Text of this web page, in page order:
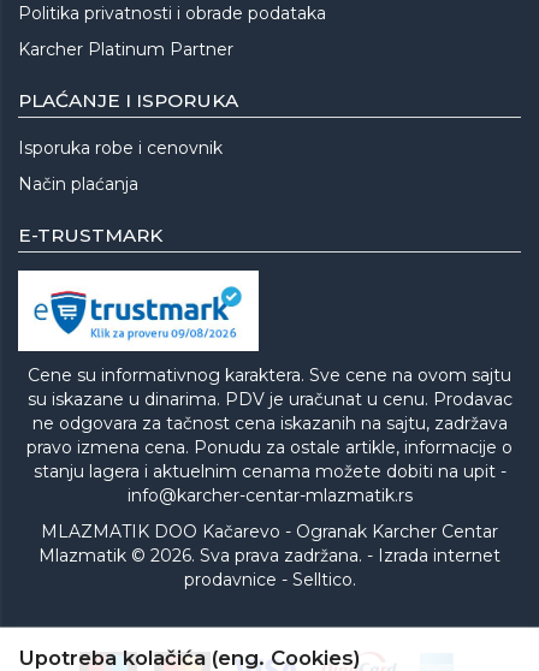
Politika privatnosti i obrade podataka
Karcher Platinum Partner
PLAĆANJE I ISPORUKA
Isporuka robe i cenovnik
Način plaćanja
E-TRUSTMARK
Cene su informativnog karaktera. Sve cene na ovom sajtu
su iskazane u dinarima. PDV je uračunat u cenu. Prodavac
ne odgovara za tačnost cena iskazanih na sajtu, zadržava
pravo izmena cena. Ponudu za ostale artikle, informacije o
stanju lagera i aktuelnim cenama možete dobiti na upit -
info@karcher-centar-mlazmatik.rs
MLAZMATIK DOO Kačarevo - Ogranak Karcher Centar
Mlazmatik © 2026. Sva prava zadržana. - Izrada internet
prodavnice - Selltico.
Upotreba kolačića (eng. Cookies)